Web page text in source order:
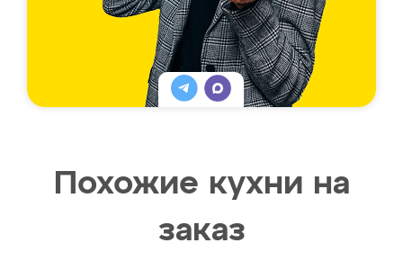
Похожие кухни на
заказ